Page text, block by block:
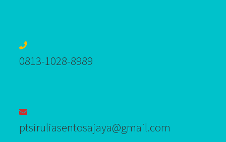
0813-1028-8989‬
ptsiruliasentosajaya@gmail.com